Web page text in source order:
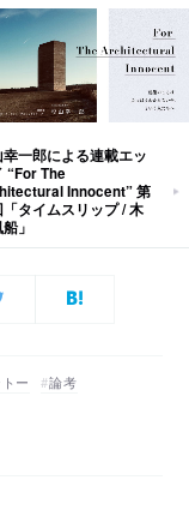
一郎による連載エッ
“For The
Innocent” 第
「タイムスリップ / 木
」
ー
論考